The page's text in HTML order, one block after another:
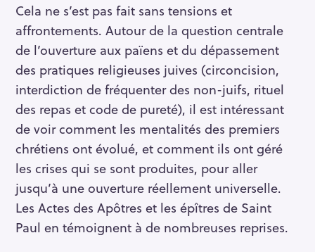
Cela ne s’est pas fait sans tensions et
affrontements. Autour de la question centrale
de l’ouverture aux païens et du dépassement
des pratiques religieuses juives (circoncision,
interdiction de fréquenter des non-juifs, rituel
des repas et code de pureté), il est intéressant
de voir comment les mentalités des premiers
chrétiens ont évolué, et comment ils ont géré
les crises qui se sont produites, pour aller
jusqu’à une ouverture réellement universelle.
Les Actes des Apôtres et les épîtres de Saint
Paul en témoignent à de nombreuses reprises.